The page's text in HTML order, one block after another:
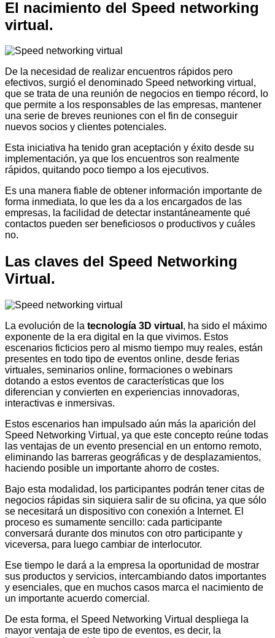
El nacimiento del Speed networking
virtual.
De la necesidad de realizar encuentros rápidos pero
efectivos, surgió el denominado Speed networking virtual,
que se trata de una reunión de negocios en tiempo récord, lo
que permite a los responsables de las empresas, mantener
una serie de breves reuniones con el fin de conseguir
nuevos socios y clientes potenciales.
Esta iniciativa ha tenido gran aceptación y éxito desde su
implementación, ya que los encuentros son realmente
rápidos, quitando poco tiempo a los ejecutivos.
Es una manera fiable de obtener información importante de
forma inmediata, lo que les da a los encargados de las
empresas, la facilidad de detectar instantáneamente qué
contactos pueden ser beneficiosos o productivos y cuáles
no.
Las claves del Speed Networking
Virtual.
La evolución de la tecnología 3D virtual , ha sido el máximo
exponente de la era digital en la que vivimos. Estos
escenarios ficticios pero al mismo tiempo muy reales, están
presentes en todo tipo de eventos online, desde ferias
virtuales, seminarios online, formaciones o webinars
dotando a estos eventos de características que los
diferencian y convierten en experiencias innovadoras,
interactivas e inmersivas.
Estos escenarios han impulsado aún más la aparición del
Speed Networking Virtual, ya que este concepto reúne todas
las ventajas de un evento presencial en un entorno remoto,
eliminando las barreras geográficas y de desplazamientos,
haciendo posible un importante ahorro de costes.
Bajo esta modalidad, los participantes podrán tener citas de
negocios rápidas sin siquiera salir de su oficina, ya que sólo
se necesitará un dispositivo con conexión a Internet. El
proceso es sumamente sencillo: cada participante
conversará durante dos minutos con otro participante y
viceversa, para luego cambiar de interlocutor.
Ese tiempo le dará a la empresa la oportunidad de mostrar
sus productos y servicios, intercambiando datos importantes
y esenciales, que en muchos casos marca el nacimiento de
un importante acuerdo comercial.
De esta forma, el Speed Networking Virtual despliega la
mayor ventaja de este tipo de eventos, es decir, la